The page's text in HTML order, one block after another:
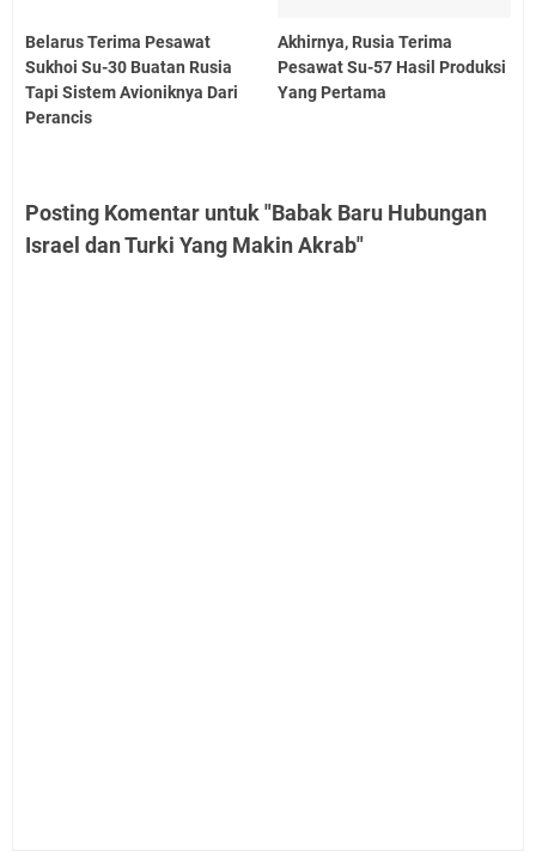
Belarus Terima Pesawat
Sukhoi Su-30 Buatan Rusia
Tapi Sistem Avioniknya Dari
Perancis
Akhirnya, Rusia Terima
Pesawat Su-57 Hasil Produksi
Yang Pertama
Posting Komentar untuk "Babak Baru Hubungan
Israel dan Turki Yang Makin Akrab"